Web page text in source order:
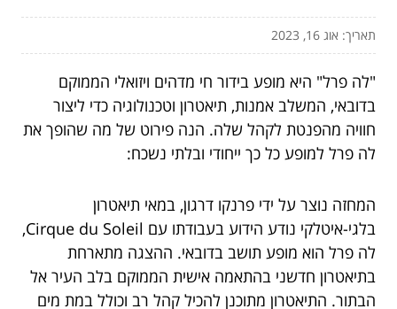
תאריך: אוג 16, 2023
"לה פרל" היא מופע בידור חי מדהים ויזואלי הממוקם
בדובאי, המשלב אמנות, תיאטרון וטכנולוגיה כדי ליצור
חוויה מהפנטת לקהל שלה. הנה פירוט של מה שהופך את
לה פרל למופע כל כך ייחודי ובלתי נשכח:
המחזה נוצר על ידי פרנקו דרגון, במאי תיאטרון
בלגי-איטלקי נודע הידוע בעבודתו עם Cirque du Soleil,
לה פרל הוא מופע תושב בדובאי. ההצגה מתארחת
בתיאטרון חדשני בהתאמה אישית הממוקם בלב העיר אל
הבתור. התיאטרון מתוכנן להכיל קהל רב וכולל במת מים